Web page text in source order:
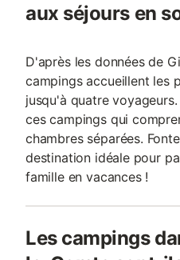
aux séjours en
D'après les données de
campings accueillent les
jusqu'à quatre
ces campings qui
chambres séparées.
destination idéale pour
famille en vacances !
Les campings